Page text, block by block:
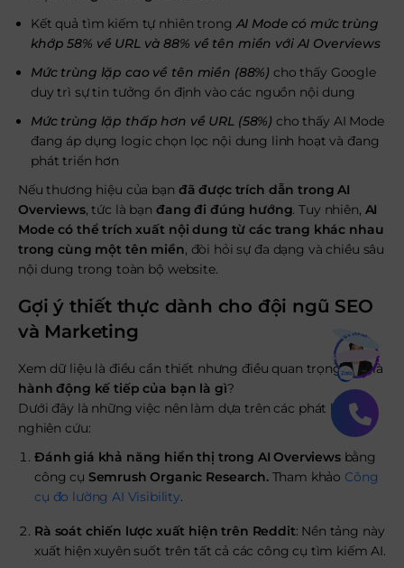
Kết quả tìm kiếm tự nhiên trong AI Mode có mức trùng
khớp 58% về URL và 88% về tên miền với AI Overviews
Mức trùng lặp cao về tên miền (88%) cho thấy Google
duy trì sự tin tưởng ổn định vào các nguồn nội dung
Mức trùng lặp thấp hơn về URL (58%) cho thấy AI Mode
đang áp dụng logic chọn lọc nội dung linh hoạt và đang
phát triển hơn
Nếu thương hiệu của bạn đã được trích dẫn trong AI
Overviews, tức là bạn đang đi đúng hướng. Tuy nhiên, AI
Mode có thể trích xuất nội dung từ các trang khác nhau
trong cùng một tên miền, đòi hỏi sự đa dạng và chiều sâu
nội dung trong toàn bộ website.
Gợi ý thiết thực dành cho đội ngũ SEO
và Marketing
Xem dữ liệu là điều cần thiết nhưng điều quan trọng hơn là
hành động kế tiếp của bạn là gì?
Dưới đây là những việc nên làm dựa trên các phát hiện từ
nghiên cứu:
Đánh giá khả năng hiển thị trong AI Overviewsbằng
công cụ Semrush Organic Research. Tham khảo Công
cụ đo lường AI Visibility.
Rà soát chiến lược xuất hiện trên Reddit: Nền tảng này
xuất hiện xuyên suốt trên tất cả các công cụ tìm kiếm AI.
Bạn muốn hiểu thêm?Xem chi tiết